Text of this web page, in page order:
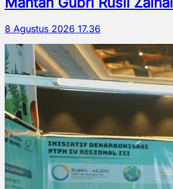
8 Agustus 2026 17.36